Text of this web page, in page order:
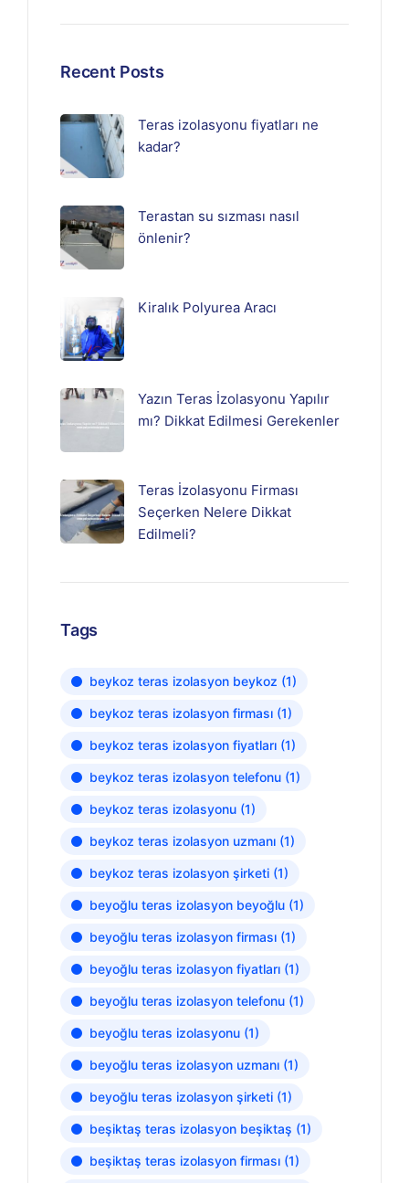
Recent Posts
Teras izolasyonu fiyatları ne
kadar?
Terastan su sızması nasıl
önlenir?
Kiralık Polyurea Aracı
Yazın Teras İzolasyonu Yapılır
mı? Dikkat Edilmesi Gerekenler
Teras İzolasyonu Firması
Seçerken Nelere Dikkat
Edilmeli?
Tags
beykoz teras izolasyon beykoz (1)
beykoz teras izolasyon firması (1)
beykoz teras izolasyon fiyatları (1)
beykoz teras izolasyon telefonu (1)
beykoz teras izolasyonu (1)
beykoz teras izolasyon uzmanı (1)
beykoz teras izolasyon şirketi (1)
beyoğlu teras izolasyon beyoğlu (1)
beyoğlu teras izolasyon firması (1)
beyoğlu teras izolasyon fiyatları (1)
beyoğlu teras izolasyon telefonu (1)
beyoğlu teras izolasyonu (1)
beyoğlu teras izolasyon uzmanı (1)
beyoğlu teras izolasyon şirketi (1)
beşiktaş teras izolasyon beşiktaş (1)
beşiktaş teras izolasyon firması (1)